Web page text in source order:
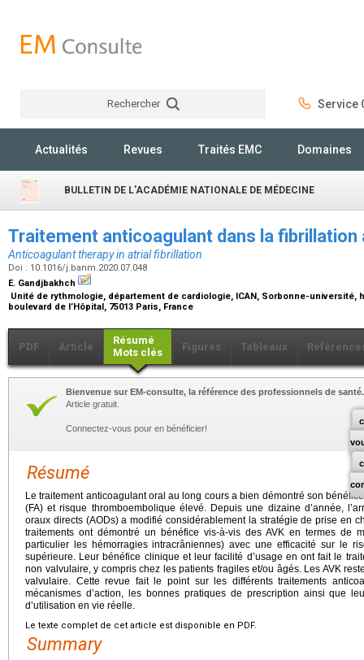
Rechercher Service
Actualités Revues Traités EMC Domaines
BULLETIN DE L'ACADÉMIE NATIONALE DE MÉDECINE
Traitement anticoagulant dans la
Anticoagulant therapy in atrial fibrillation
Doi : 10.1016/j.banm.2020.07.048
E. Gandjbakhch
Unité de rythmologie, département de cardiologie, ICAN, Sorbonne-université,
boulevard de l’Hôpital, 75013 Paris, France
PDF Article
Résumé
Mots clés
Figures Tableaux
Bienvenue sur EM-consulte, la référence des professionnels de santé.
Article gratuit.
Connectez-vous pour en bénéficier!
Résumé
Le traitement anticoagulant oral au long cours a bien démontré son
(FA) et risque thromboembolique élevé. Depuis une dizaine d’année,
oraux directs (AODs) a modifié considérablement la stratégie de prise en
traitements ont démontré un bénéfice vis-à-vis des AVK en termes de
particulier les hémorragies intracrâniennes) avec une efficacité sur le
supérieure. Leur bénéfice clinique et leur facilité d’usage en ont fait le
non valvulaire, y compris chez les patients fragiles et/ou âgés. Les AVK
valvulaire. Cette revue fait le point sur les différents traitements
mécanismes d’action, les bonnes pratiques de prescription ainsi que
d’utilisation en vie réelle.
Le texte complet de cet article est disponible en PDF.
Summary